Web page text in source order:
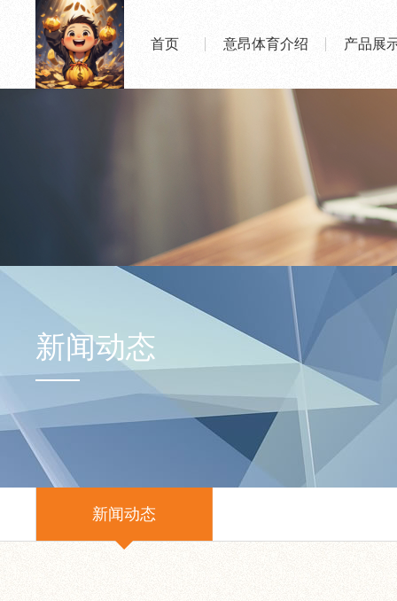
首页 意昂体育介绍 产品展
新闻动态
新闻动态